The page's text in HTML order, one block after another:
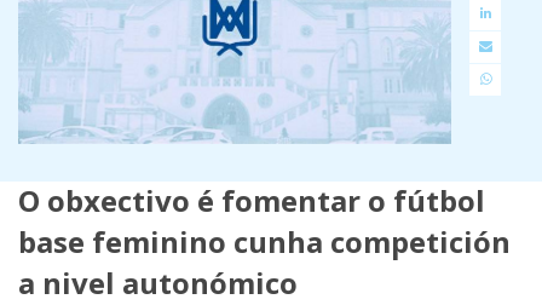
O obxectivo é fomentar o fútbol
base feminino cunha competición
a nivel autonómico